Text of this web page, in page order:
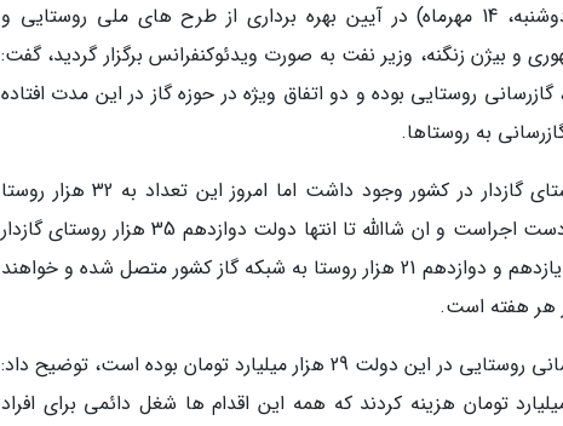
به گزارش خبرنگار شانا، حسن منتظرتربتی امروز (دوشنبه، 14 مهرماه) در آیین بهره برداری از طرح های ملی روستایی و
بیژن زنگنه، وزیر نفت به صورت ویدئوکنفرانس برگزار گردید، گفت:
روستایی بوده و دو اتفاق ویژه در حوزه گاز در این مدت افتاده
به روستاها.
وی اضافه کرد: در ابتدای دولت یازدهم 14 هزار روستای گازدار در کشور وجود داشت اما امروز این تعداد به 32 هزار روستا
رسیده است؛ گازرسانی به 4 هزار و 200 روستا نیز در دست اجراست و ان شاالله تا انتها دولت دوازدهم 35 هزار روستای گازدار
خواهیم داشت. به این ترتیب در مجموع دولت های یازدهم و دوازدهم 21 هزار روستا به شبکه گاز کشور متصل شده و خواهند
معاون وزیر نفت در امور گاز با بیان اینکه هزینه گازرسانی روستایی در این دولت 29 هزار میلیارد تومان بوده است، توضیح داد:
لوله کشی در داخل خانه ها 8 هزار میلیارد تومان هزینه کردند که همه این اقدام ها شغل دائمی برای افراد